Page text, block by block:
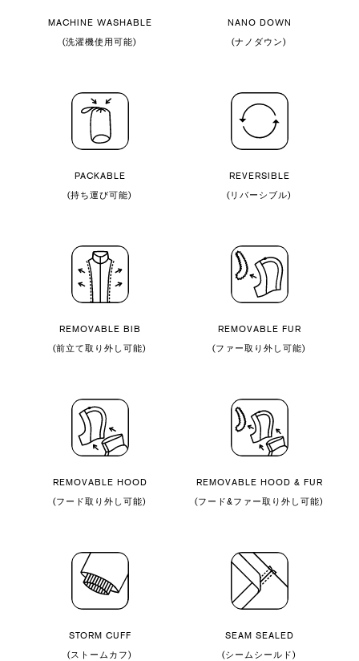
MACHINE WASHABLE
(洗濯機使用可能)
NANO DOWN
(ナノダウン)
PACKABLE
(持ち運び可能)
REVERSIBLE
(リバーシブル)
REMOVABLE BIB
(前立て取り外し可能)
REMOVABLE FUR
(ファー取り外し可能)
REMOVABLE HOOD
(フード取り外し可能)
REMOVABLE HOOD & FUR
(フード&ファー取り外し可能)
STORM CUFF
(ストームカフ)
SEAM SEALED
(シームシールド)